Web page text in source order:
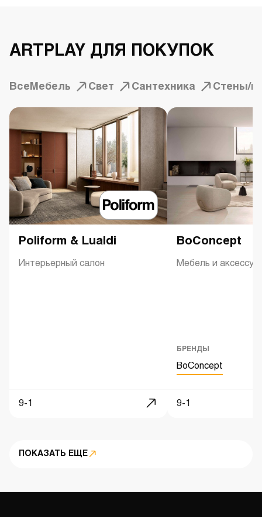
ARTPLAY ДЛЯ ПОКУПОК
Все Мебель Свет Сантехника Стены/
Poliform & Lualdi
Интерьерный салон
9-1
BoConcept
Мебель и
БРЕНДЫ
BoConcept
9-1
ПОКАЗАТЬ ЕЩЕ